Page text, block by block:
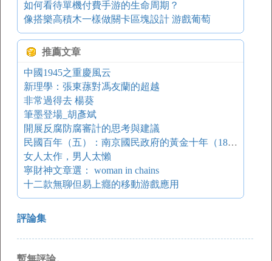
如何看待單機付費手游的生命周期？
像搭樂高積木一樣做關卡區塊設計 游戲葡萄
推薦文章
中國1945之重慶風云
新理學：張東蓀對馮友蘭的超越
非常過得去 楊葵
筆墨登場_胡彥斌
開展反腐防腐審計的思考與建議
民國百年（五）：南京國民政府的黃金十年（18）——“淞滬抗戰”和“華北抗戰”
女人太作，男人太懶
寧財神文章選： woman in chains
十二款無聊但易上癮的移動游戲應用
評論集
暫無評論。